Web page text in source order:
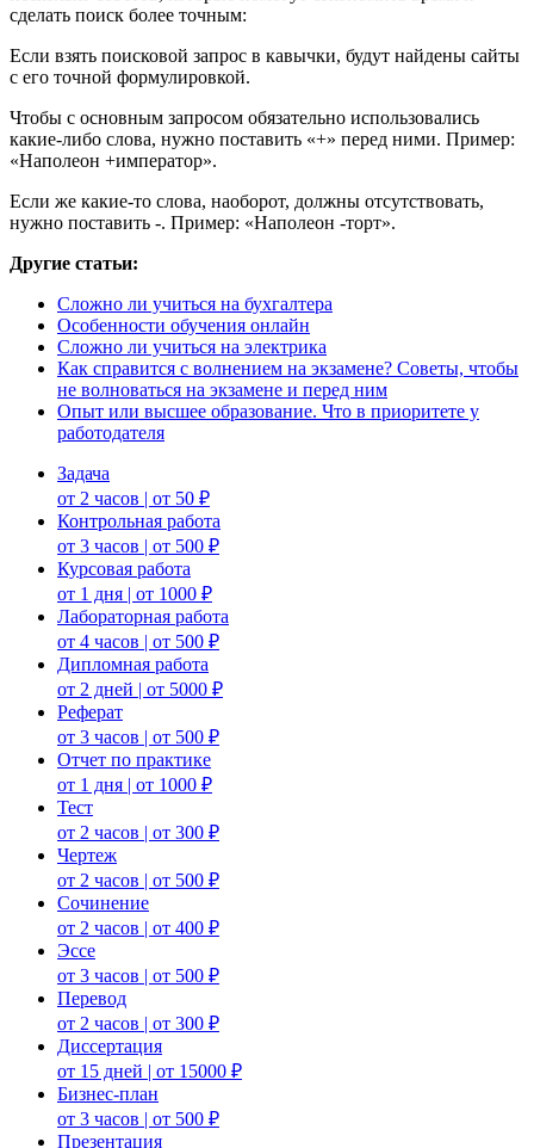
сделать поиск более точным:
Если взять поисковой запрос в кавычки, будут найдены сайты
с его точной формулировкой.
Чтобы с основным запросом обязательно использовались
какие-либо слова, нужно поставить «+» перед ними. Пример:
«Наполеон +император».
Если же какие-то слова, наоборот, должны отсутствовать,
нужно поставить -. Пример: «Наполеон -торт».
Другие статьи:
Сложно ли учиться на бухгалтера
Особенности обучения онлайн
Сложно ли учиться на электрика
Как справится с волнением на экзамене? Советы, чтобы
не волноваться на экзамене и перед ним
Опыт или высшее образование. Что в приоритете у
работодателя
Задача
от 2 часов | от 50 ₽
Контрольная работа
от 3 часов | от 500 ₽
Курсовая работа
от 1 дня | от 1000 ₽
Лабораторная работа
от 4 часов | от 500 ₽
Дипломная работа
от 2 дней | от 5000 ₽
Реферат
от 3 часов | от 500 ₽
Отчет по практике
от 1 дня | от 1000 ₽
Тест
от 2 часов | от 300 ₽
Чертеж
от 2 часов | от 500 ₽
Сочинение
от 2 часов | от 400 ₽
Эссе
от 3 часов | от 500 ₽
Перевод
от 2 часов | от 300 ₽
Диссертация
от 15 дней | от 15000 ₽
Бизнес-план
от 3 часов | от 500 ₽
Презентация